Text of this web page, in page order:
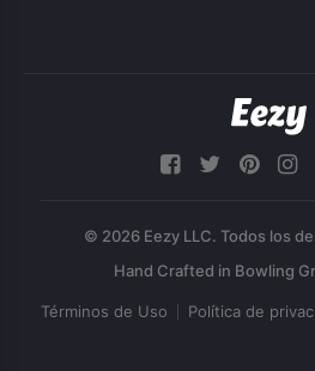
© 2026 Eezy LLC. Todos los
Términos de Uso Política de